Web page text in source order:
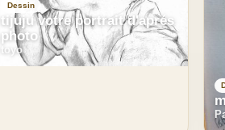
Dessin
tijuju votre portrait d'aprés
photo
toyo